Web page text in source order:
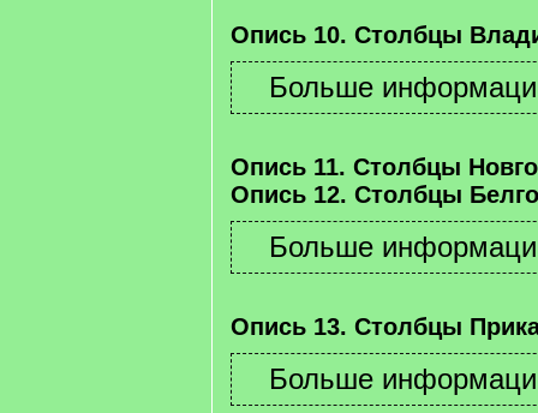
Опись 10. Столбцы
Опись 11. Столбцы
Опись 12. Столбцы
Опись 13. Столбцы